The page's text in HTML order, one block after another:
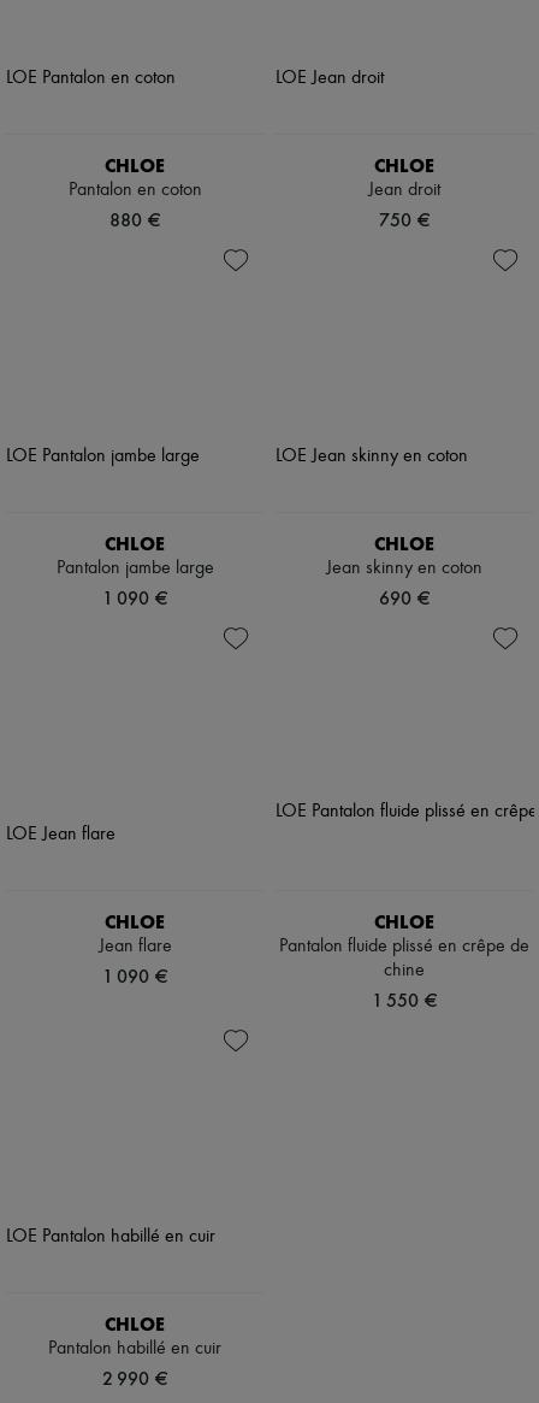
CHLOE
Pantalon en coton
880 €
CHLOE
Jean droit
750 €
CHLOE
Pantalon jambe large
1 090 €
CHLOE
Jean skinny en coton
690 €
CHLOE
Jean flare
1 090 €
CHLOE
Pantalon fluide plissé en crêpe de
chine
1 550 €
CHLOE
Pantalon habillé en cuir
2 990 €